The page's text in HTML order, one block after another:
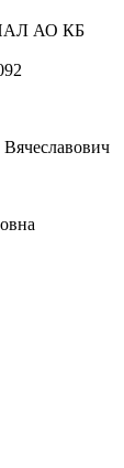
АО КБ